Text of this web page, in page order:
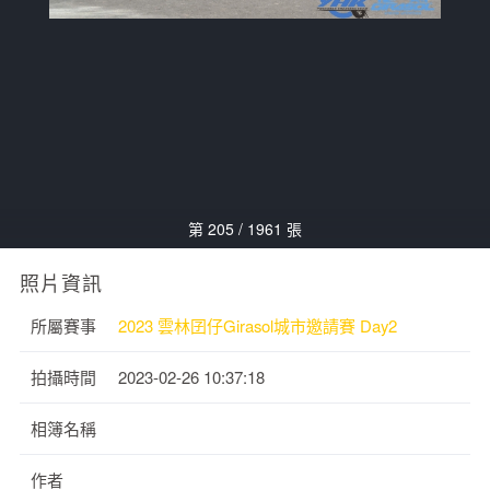
第 205 / 1961 張
照片資訊
所屬賽事 2023 雲林囝仔Girasol城市邀請賽 Day2
拍攝時間 2023-02-26 10:37:18
相簿名稱
作者